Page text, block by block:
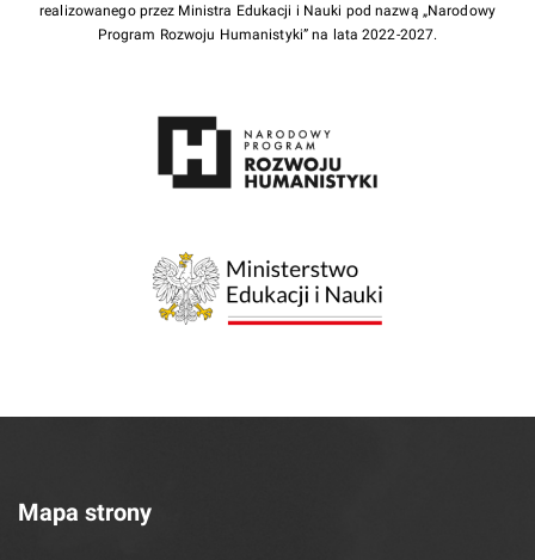
realizowanego przez Ministra Edukacji i Nauki pod nazwą „Narodowy
Program Rozwoju Humanistyki” na lata 2022-2027.
Mapa strony